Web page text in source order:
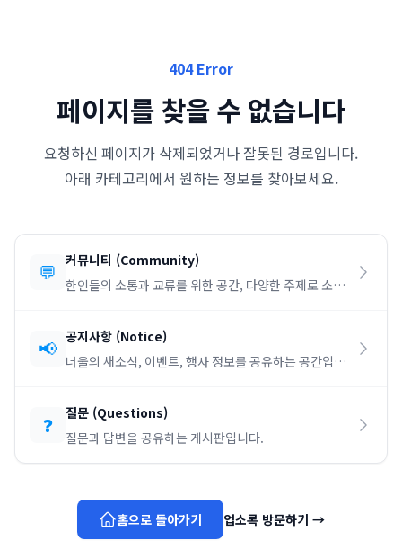
404 Error
페이지를 찾을 수 없습니다
요청하신 페이지가 삭제되었거나 잘못된 경로입니다.
아래 카테고리에서 원하는 정보를 찾아보세요.
💬 커뮤니티 (Community)
한인들의 소통과 교류를 위한 공간, 다양한 주제로 소통
📢 공지사항 (Notice)
너울의 새소식, 이벤트, 행사 정보를 공유하는 공간입니
❓ 질문 (Questions)
질문과 답변을 공유하는 게시판입니다.
홈으로 돌아가기 업소록 방문하기 →